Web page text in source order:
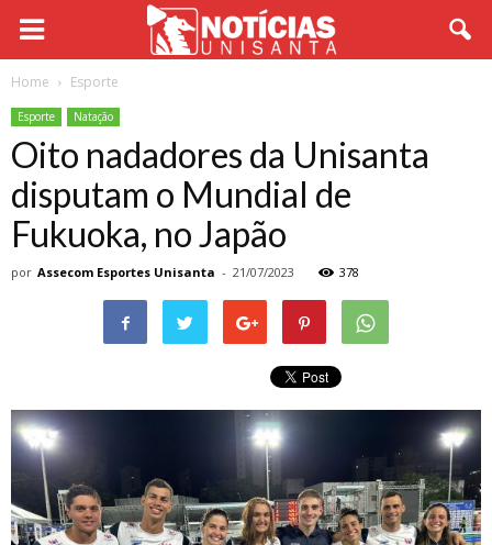
Home Esporte
Esporte Natação
Oito nadadores da Unisanta
disputam o Mundial de
Fukuoka, no Japão
por Assecom Esportes Unisanta - 21/07/2023 378